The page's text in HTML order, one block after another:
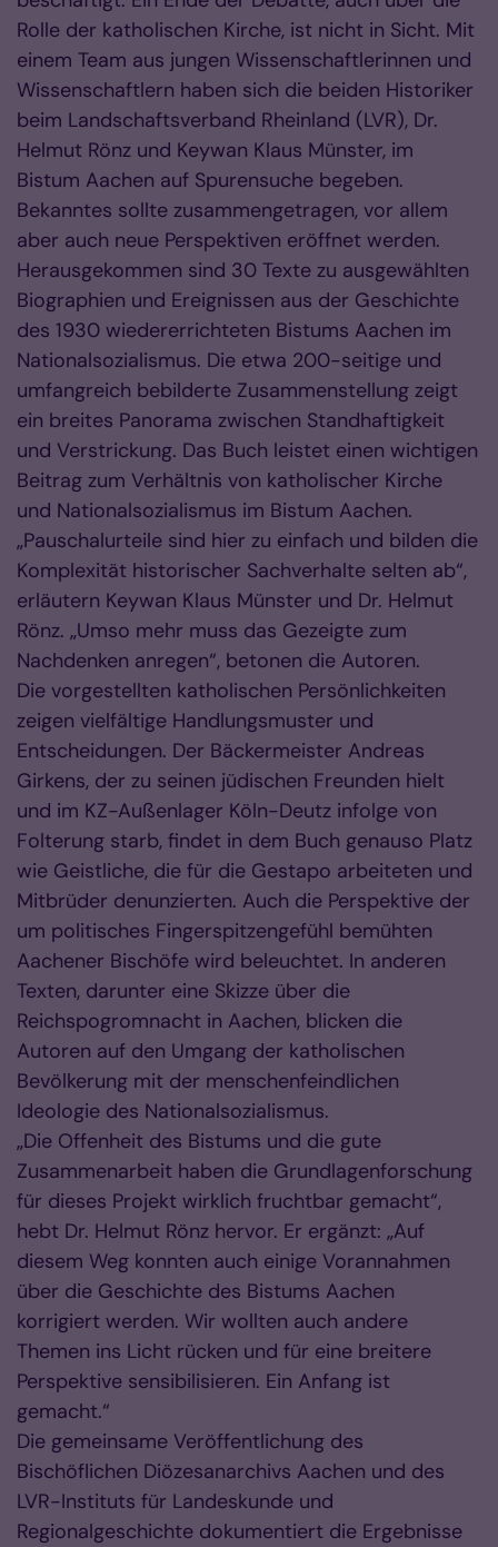
Rolle der katholischen Kirche, ist nicht in Sicht. Mit
einem Team aus jungen Wissenschaftlerinnen und
Wissenschaftlern haben sich die beiden Historiker
beim Landschaftsverband Rheinland (LVR), Dr.
Helmut Rönz und Keywan Klaus Münster, im
Bistum Aachen auf Spurensuche begeben.
Bekanntes sollte zusammengetragen, vor allem
aber auch neue Perspektiven eröffnet werden.
Herausgekommen sind 30 Texte zu ausgewählten
Biographien und Ereignissen aus der Geschichte
des 1930 wiedererrichteten Bistums Aachen im
Nationalsozialismus. Die etwa 200-seitige und
umfangreich bebilderte Zusammenstellung zeigt
ein breites Panorama zwischen Standhaftigkeit
und Verstrickung. Das Buch leistet einen wichtigen
Beitrag zum Verhältnis von katholischer Kirche
und Nationalsozialismus im Bistum Aachen.
„Pauschalurteile sind hier zu einfach und bilden die
Komplexität historischer Sachverhalte selten ab“,
erläutern Keywan Klaus Münster und Dr. Helmut
Rönz. „Umso mehr muss das Gezeigte zum
Nachdenken anregen“, betonen die Autoren.
Die vorgestellten katholischen Persönlichkeiten
zeigen vielfältige Handlungsmuster und
Entscheidungen. Der Bäckermeister Andreas
Girkens, der zu seinen jüdischen Freunden hielt
und im KZ-Außenlager Köln-Deutz infolge von
Folterung starb, findet in dem Buch genauso Platz
wie Geistliche, die für die Gestapo arbeiteten und
Mitbrüder denunzierten. Auch die Perspektive der
um politisches Fingerspitzengefühl bemühten
Aachener Bischöfe wird beleuchtet. In anderen
Texten, darunter eine Skizze über die
Reichspogromnacht in Aachen, blicken die
Autoren auf den Umgang der katholischen
Bevölkerung mit der menschenfeindlichen
Ideologie des Nationalsozialismus.
„Die Offenheit des Bistums und die gute
Zusammenarbeit haben die Grundlagenforschung
für dieses Projekt wirklich fruchtbar gemacht“,
hebt Dr. Helmut Rönz hervor. Er ergänzt: „Auf
diesem Weg konnten auch einige Vorannahmen
über die Geschichte des Bistums Aachen
korrigiert werden. Wir wollten auch andere
Themen ins Licht rücken und für eine breitere
Perspektive sensibilisieren. Ein Anfang ist
gemacht.“
Die gemeinsame Veröffentlichung des
Bischöflichen Diözesanarchivs Aachen und des
LVR-Instituts für Landeskunde und
Regionalgeschichte dokumentiert die Ergebnisse